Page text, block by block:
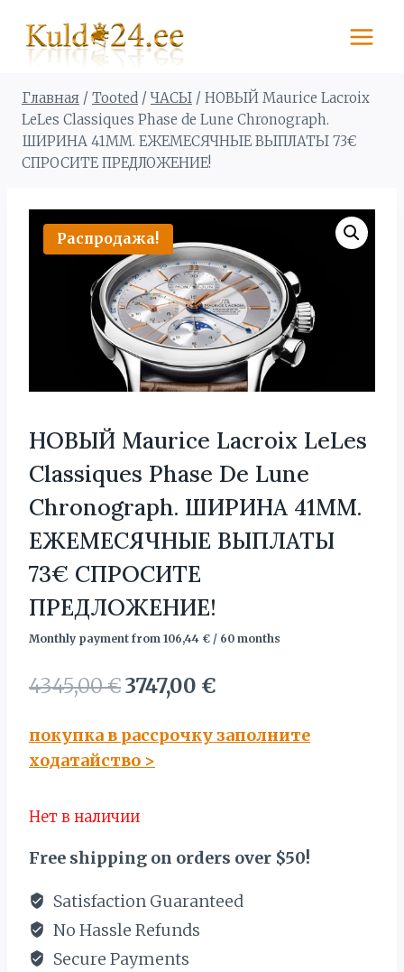
содержимому
Главная / Tooted / ЧАСЫ / НОВЫЙ Maurice Lacroix
LeLes Classiques Phase de Lune Chronograph.
ШИРИНА 41MM. ЕЖЕМЕСЯЧНЫЕ ВЫПЛАТЫ 73€
СПРОСИТЕ ПРЕДЛОЖЕНИЕ!
Распродажа!
НОВЫЙ Maurice Lacroix LeLes
Classiques Phase De Lune
Chronograph. ШИРИНА 41MM.
ЕЖЕМЕСЯЧНЫЕ ВЫПЛАТЫ
73€ СПРОСИТЕ
ПРЕДЛОЖЕНИЕ!
Monthly payment from 106,44 € / 60 months
4345,00€Первоначальная
составляла
3747,00 €
3747,00 €.
покупка в рассрочку заполните
ходатайство >
Нет в наличии
Free shipping on orders over $50!
Satisfaction Guaranteed
No Hassle Refunds
Secure Payments